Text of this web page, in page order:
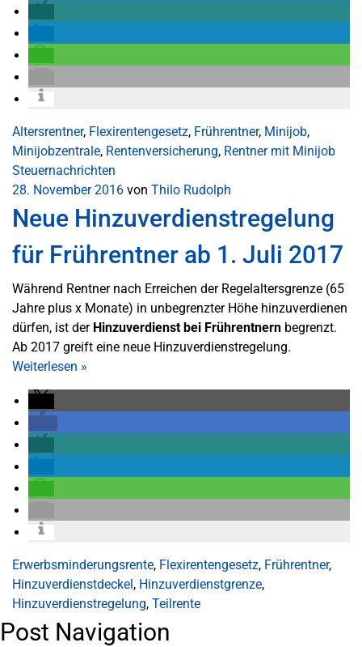
Altersrentner, Flexirentengesetz, Frührentner, Minijob,
Minijobzentrale, Rentenversicherung, Rentner mit Minijob
Steuernachrichten
28. November 2016 von Thilo Rudolph
Neue Hinzuverdienstregelung
für Frührentner ab 1. Juli 2017
Während Rentner nach Erreichen der Regelaltersgrenze (65
Jahre plus x Monate) in unbegrenzter Höhe hinzuverdienen
dürfen, ist der Hinzuverdienst bei Frührentnern begrenzt.
Ab 2017 greift eine neue Hinzuverdienstregelung.
Weiterlesen »
Erwerbsminderungsrente, Flexirentengesetz, Frührentner,
Hinzuverdienstdeckel, Hinzuverdienstgrenze,
Hinzuverdienstregelung, Teilrente
Post Navigation